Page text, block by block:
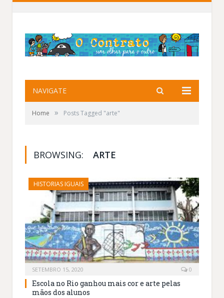
NAVIGATE
Home » Posts Tagged "arte"
BROWSING: ARTE
HISTORIAS IGUAIS
SETEMBRO 15, 2020 0
Escola no Rio ganhou mais cor e arte pelas
mãos dos alunos